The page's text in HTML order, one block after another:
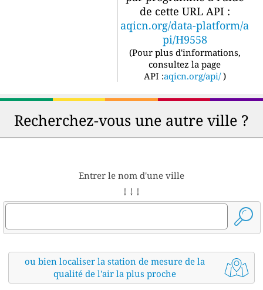
de cette URL API :
aqicn.org/data-platform/a
pi/H9558
(Pour plus d'informations,
consultez la page
API :aqicn.org/api/ )
Recherchez-vous une autre ville ?
Entrer le nom d'une ville
↓ ↓ ↓
ou bien localiser la station de mesure de la
qualité de l'air la plus proche